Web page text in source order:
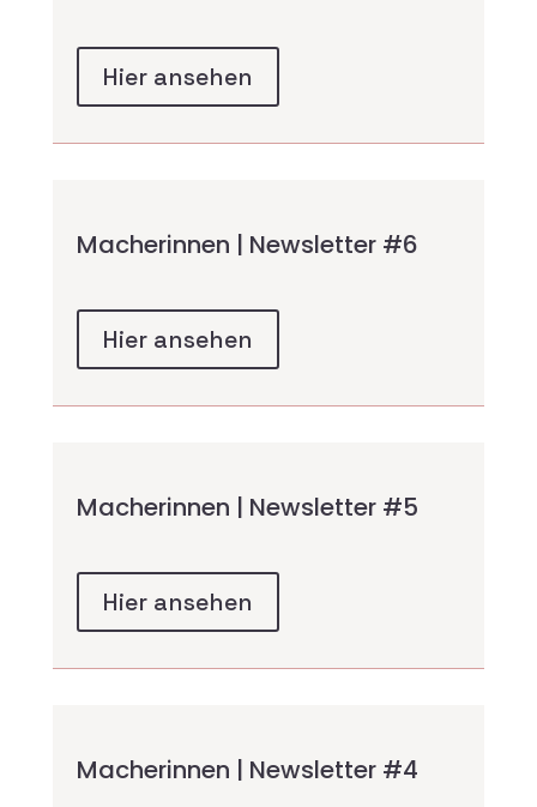
Hier ansehen
Macherinnen | Newsletter #6
Hier ansehen
Macherinnen | Newsletter #5
Hier ansehen
Macherinnen | Newsletter #4